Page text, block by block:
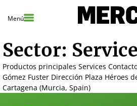
Menú
Sector:
Productos principales Services
Gómez Fuster Dirección Plaza Héroes
Cartagena (Murcia, Spain)